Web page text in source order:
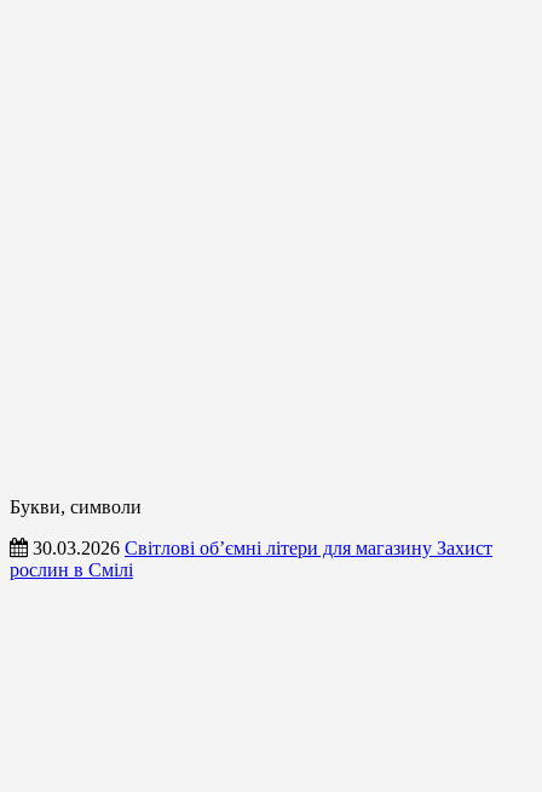
Букви, символи
30.03.2026 Світлові об’ємні літери для магазину Захист
рослин в Смілі